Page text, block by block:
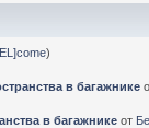
)
в багажнике
в багажнике от